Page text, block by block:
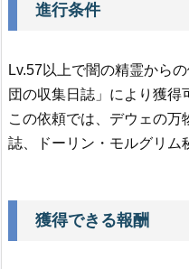
進行条件
Lv.57以上で闇の精霊から
団の収集日誌」により獲得
この依頼では、デウェの万
誌、ドーリン・モルグリム
獲得できる報酬